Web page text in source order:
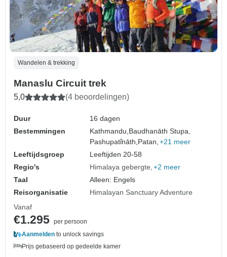
Wandelen & trekking
Manaslu Circuit trek
5,0 (4 beoordelingen)
Duur
16 dagen
Bestemmingen
Kathmandu, Baudhanāth Stupa,
Pashupati̇̄nāth, Patan, +21 meer
Leeftijdsgroep
Leeftijden 20-58
Regio's
Himalaya gebergte +2 meer
Taal
Alleen: Engels
Reisorganisatie
Himalayan Sanctuary Adventure
Vanaf
€1.295 per persoon
Aanmelden to unlock savings
Prijs gebaseerd op gedeelde kamer